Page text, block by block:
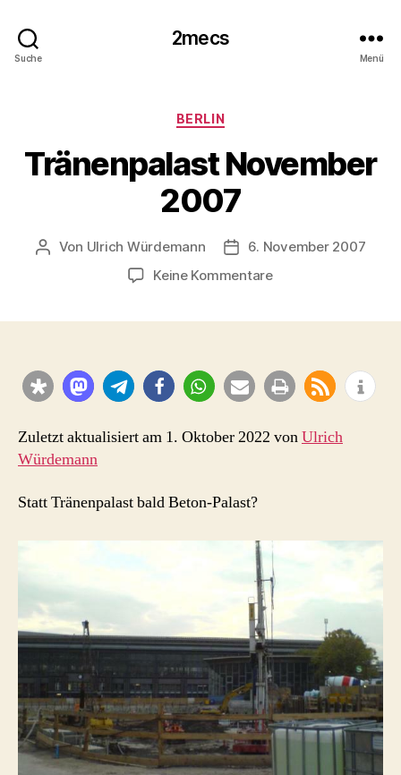
Suche
2mecs
Menü
Kategorien
BERLIN
Tränenpalast November
2007
Beitragsautor
Von Ulrich Würdemann Beitragsdatum
6. November 2007
Keine Kommentarezu
Zuletzt aktualisiert am 1. Oktober 2022 vonUlrich
Würdemann
Statt Tränenpalast bald Beton-Palast?